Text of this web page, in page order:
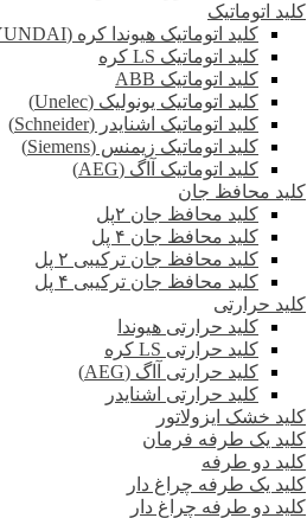
کلید اتوماتیک
کلید اتوماتیک هیوندا کره (HYUNDAI)
کلید اتوماتیک LS کره
کلید اتوماتیک ABB
کلید اتوماتیک یونولیک (Unelec)
کلید اتوماتیک اشنایدر (Schneider)
کلید اتوماتیک زیمنس (Siemens)
کلید اتوماتیک آاگ (AEG)
کلید محافظ جان
کلید محافظ جان ۲پل
کلید محافظ جان ۴ پل
کلید محافظ جان ترکیبی ۲ پل
کلید محافظ جان ترکیبی ۴ پل
کلید حرارتی
کلید حرارتی هیوندا
کلید حرارتی LS کره
کلید حرارتی آاگ (AEG)
کلید حرارتی اشنایدر
کلید خشک ایزولاتور
کلید یک طرفه فرمان
کلید دو طرفه
کلید یک طرفه چراغ دار
کلید دو طرفه چراغ دار